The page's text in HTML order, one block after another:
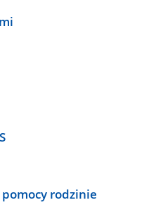
rodzinie